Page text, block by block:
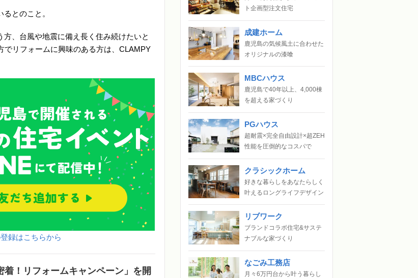
とのこと。
、台風や地震に備え長く住み続けたいと
でリフォームに興味のある方は、CLAMPY
録はこちらから
着！リフォームキャンペーン」を開
ト企画型注文住宅
成建ホーム
鹿児島の気候風土に合わせた
オリジナルの漆喰
MBCハウス
鹿児島で40年以上、4,000棟
を超える家づくり
PGハウス
超耐震×完全自由設計×超ZEH
性能を圧倒的なコスパで
クラシックホーム
好きな暮らしをあなたらしく
叶えるロングライフデザイン
リブワーク
ブランドコラボ住宅&サステ
ナブルな家づくり
なごみ工務店
月々6万円台から叶う暮らし